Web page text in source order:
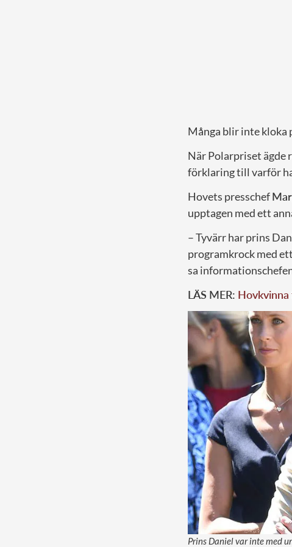
Många blir inte kloka
När Polarpriset ägde
förklaring till varför
Hovets presschef
upptagen med ett
– Tyvärr har prins
programkrock med
sa
LÄS MER: Hovkvinna
Prins Daniel var inte med